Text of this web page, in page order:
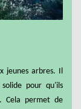
jeunes arbres. Il
pour qu'ils
Cela permet de